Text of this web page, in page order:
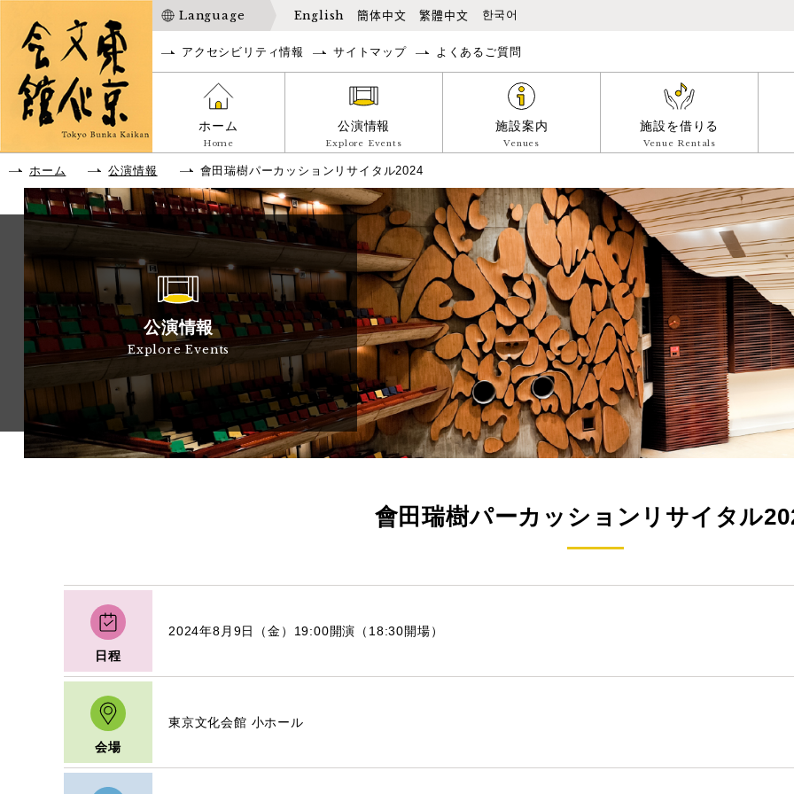
Language English 簡体中文 繁體中文 한국어
アクセシビリティ情報 サイトマップ よくあるご質問
ホーム
Home
公演情報
Explore Events
施設案内
Venues
施設を借りる
Venue Rentals
ホーム 公演情報 會田瑞樹パーカッションリサイタル2024
公演情報
Explore Events
會田瑞樹パーカッションリサイタル
日程
2024年8月9日（金）19:00開演（18:30開場）
会場
東京文化会館 小ホール